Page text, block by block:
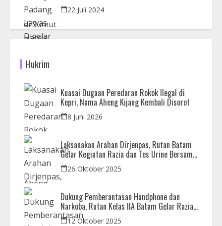
22 Juli 2024
Hukrim
Kuasai Dugaan Peredaran Rokok Ilegal di
Kepri, Nama Aheng Kijang Kembali Disorot
8 Juni 2026
Laksanakan Arahan Dirjenpas, Rutan Batam
Gelar Kegiatan Razia dan Tes Urine Bersama
APH26 Oktober 2025
Dukung Pemberantasan Handphone dan
Narkoba, Rutan Kelas IIA Batam Gelar Razia
Bersama Aparat Penegak Hukum
12 Oktober 2025